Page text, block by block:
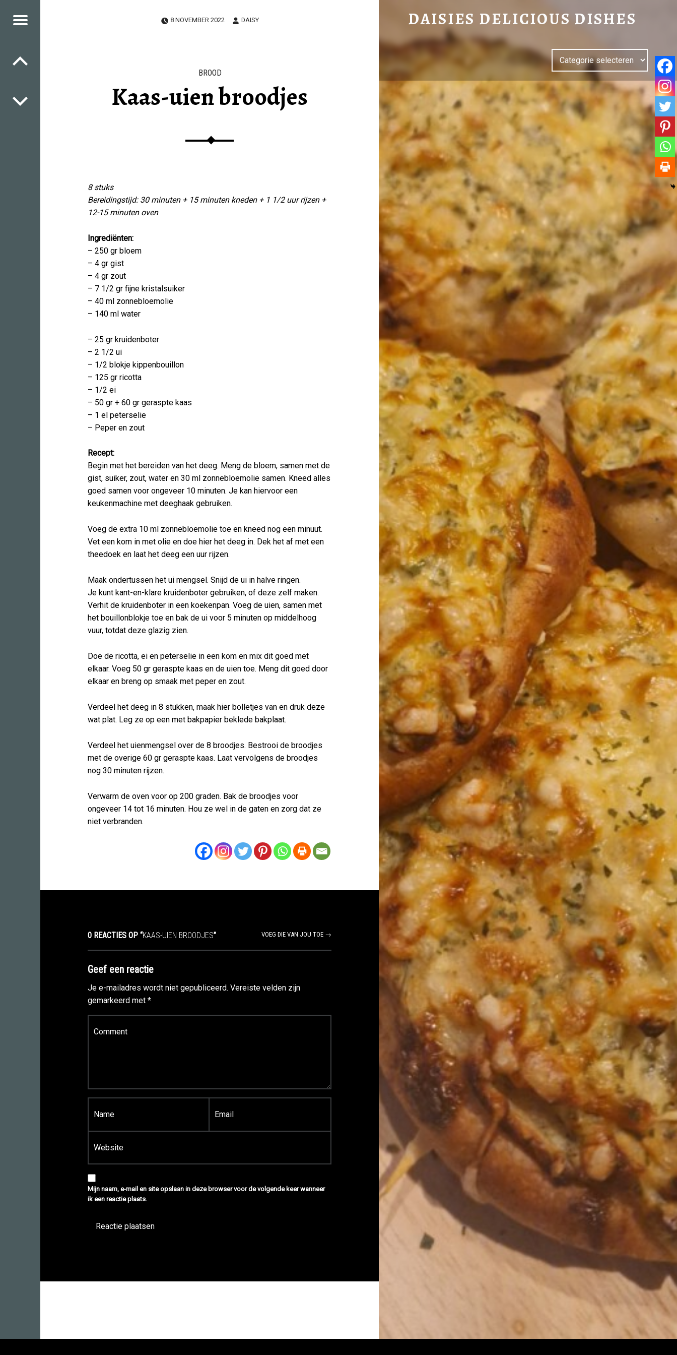
DAISIES DELICIOUS DISHES
Easy to cook, delicious to eat!
Menu
Kaas-uien broodjes
BROOD
8 stuks
Bereidingstijd: 30 minuten + 15 minuten kneden + 1 1/2 uur rijzen +
12-15 minuten oven
Ingrediënten:
– 250 gr bloem
– 4 gr gist
– 4 gr zout
– 7 1/2 gr fijne kristalsuiker
– 40 ml zonnebloemolie
– 140 ml water
– 25 gr kruidenboter
– 2 1/2 ui
– 1/2 blokje kippenbouillon
– 125 gr ricotta
– 1/2 ei
– 50 gr + 60 gr geraspte kaas
– 1 el peterselie
– Peper en zout
Recept:
Begin met het bereiden van het deeg. Meng de bloem, samen met de
gist, suiker, zout, water en 30 ml zonnebloemolie samen. Kneed alles
goed samen voor ongeveer 10 minuten. Je kan hiervoor een
keukenmachine met deeghaak gebruiken.
Voeg de extra 10 ml zonnebloemolie toe en kneed nog een minuut.
Vet een kom in met olie en doe hier het deeg in. Dek het af met een
theedoek en laat het deeg een uur rijzen.
Maak ondertussen het ui mengsel. Snijd de ui in halve ringen.
Je kunt kant-en-klare kruidenboter gebruiken, of deze zelf maken.
Verhit de kruidenboter in een koekenpan. Voeg de uien, samen met
het bouillonblokje toe en bak de ui voor 5 minuten op middelhoog
vuur, totdat deze glazig zien.
Doe de ricotta, ei en peterselie in een kom en mix dit goed met
elkaar. Voeg 50 gr geraspte kaas en de uien toe. Meng dit goed door
elkaar en breng op smaak met peper en zout.
Verdeel het deeg in 8 stukken, maak hier bolletjes van en druk deze
wat plat. Leg ze op een met bakpapier beklede bakplaat.
Verdeel het uienmengsel over de 8 broodjes. Bestrooi de broodjes
met de overige 60 gr geraspte kaas. Laat vervolgens de broodjes
nog 30 minuten rijzen.
Verwarm de oven voor op 200 graden. Bak de broodjes voor
ongeveer 14 tot 16 minuten. Hou ze wel in de gaten en zorg dat ze
niet verbranden.
8 NOVEMBER 2022 DAISY
0 REACTIES OP “KAAS-UIEN BROODJES” VOEG DIE VAN JOU TOE →
Geef een reactie
Je e-mailadres wordt niet gepubliceerd. Vereiste velden zijn
gemarkeerd met*
Reactie
Naam
* E-mail*
Site
Mijn naam, e-mail en site opslaan in deze browser voor de volgende keer wanneer
ik een reactie plaats.